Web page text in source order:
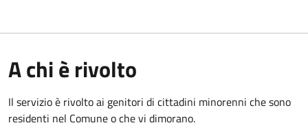
A chi è rivolto
Il servizio è rivolto ai genitori di cittadini minorenni che sono
residenti nel Comune o che vi dimorano.